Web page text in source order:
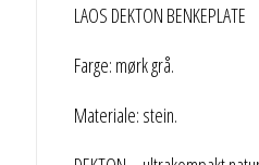
LAOS DEKTON BENKEPLATE
Farge: mørk grå.
Materiale: stein.